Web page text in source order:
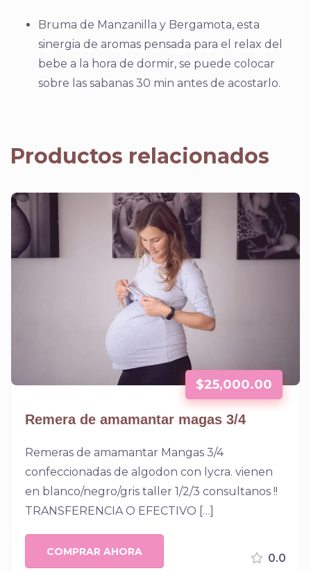
Bruma de Manzanilla y Bergamota, esta
sinergia de aromas pensada para el relax del
bebe a la hora de dormir, se puede colocar
sobre las sabanas 30 min antes de acostarlo.
Productos relacionados
$25,000.00
Remera de amamantar magas 3/4
Remeras de amamantar Mangas 3/4
confeccionadas de algodon con lycra. vienen
en blanco/negro/gris taller 1/2/3 consultanos !!
TRANSFERENCIA O EFECTIVO […]
COMPRAR AHORA 0.0